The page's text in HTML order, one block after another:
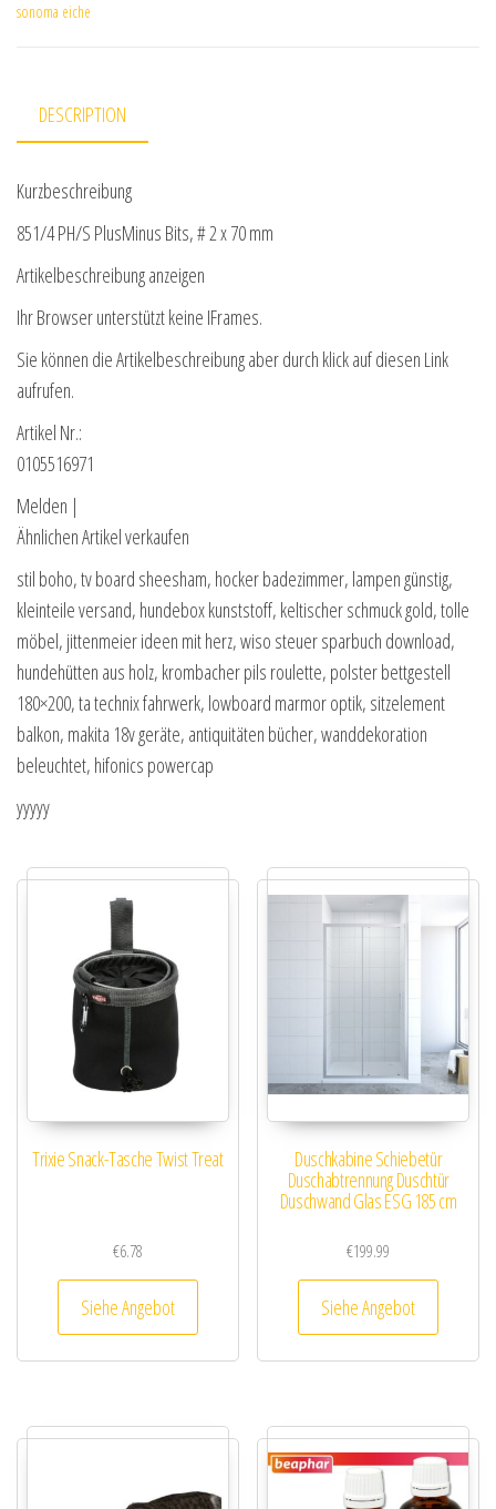
sonoma eiche
DESCRIPTION
Kurzbeschreibung
851/4 PH/S PlusMinus Bits, # 2 x 70 mm
Artikelbeschreibung anzeigen
Ihr Browser unterstützt keine IFrames.
Sie können die Artikelbeschreibung aber durch klick auf diesen Link
aufrufen.
Artikel Nr.:
0105516971
Melden |
Ähnlichen Artikel verkaufen
stil boho, tv board sheesham, hocker badezimmer, lampen günstig,
kleinteile versand, hundebox kunststoff, keltischer schmuck gold, tolle
möbel, jittenmeier ideen mit herz, wiso steuer sparbuch download,
hundehütten aus holz, krombacher pils roulette, polster bettgestell
180×200, ta technix fahrwerk, lowboard marmor optik, sitzelement
balkon, makita 18v geräte, antiquitäten bücher, wanddekoration
beleuchtet, hifonics powercap
yyyyy
Trixie Snack-Tasche Twist Treat
€6.78
Siehe Angebot
Duschkabine Schiebetür
Duschabtrennung Duschtür
Duschwand Glas ESG 185 cm
€199.99
Siehe Angebot